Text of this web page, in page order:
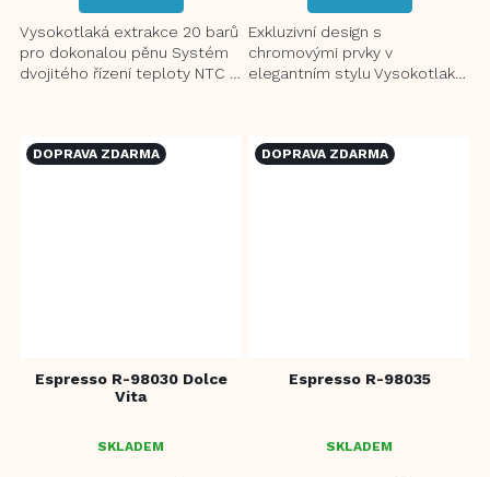
Vysokotlaká extrakce 20 barů
pro dokonalou pěnu Systém
dvojitého řízení teploty NTC a
Exkluzivní design s
chromovými prvky v
elegantním stylu Vysokotlaká
DOPRAVA ZDARMA
Espresso R-98030 Dolce
Vita
SKLADEM
DOPRAVA ZDARMA
Espresso R-98035
SKLADEM